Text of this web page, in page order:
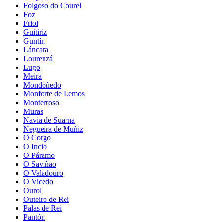
Folgoso do Courel
Foz
Friol
Guitiriz
Guntín
Láncara
Lourenzá
Lugo
Meira
Mondoñedo
Monforte de Lemos
Monterroso
Muras
Navia de Suarna
Negueira de Muñiz
O Corgo
O Incio
O Páramo
O Saviñao
O Valadouro
O Vicedo
Ourol
Outeiro de Rei
Palas de Rei
Pantón